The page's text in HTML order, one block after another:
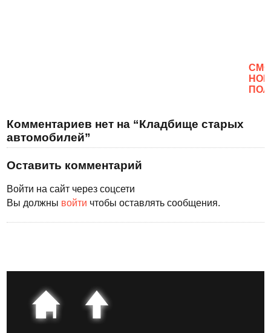
Комментариев нет на “Кладбище старых
автомобилей”
Оставить комментарий
Войти на сайт через соцсети
Вы должны войти чтобы оставлять сообщения.